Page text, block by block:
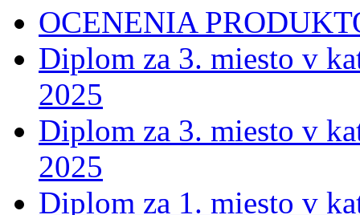
OCENENIA
Diplom za 3. miesto v
2025
Diplom za 3. miesto v
2025
Diplom za 1. miesto v